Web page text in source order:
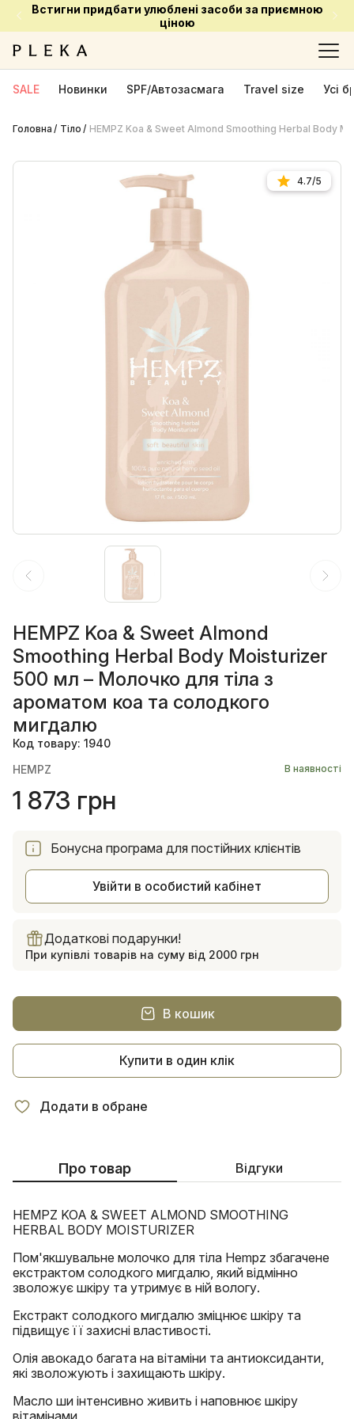
Встигни придбати улюблені засоби за приємною
ціною
SALE Новинки SPF/Автозасмага Travel size Усі
Головна Тіло HEMPZ Koa & Sweet Almond Smoothing Herbal Body
4.7/5
HEMPZ Koa & Sweet Almond
Smoothing Herbal Body Moisturizer
500 мл – Молочко для тіла з
ароматом коа та солодкого
мигдалю
Код товару: 1940
HEMPZ
В наявності
1 873 грн
Бонусна програма для постійних клієнтів
Увійти в особистий кабінет
Додаткові подарунки!
При купівлі товарів на суму від 2000 грн
В кошик
Купити в один клік
Додати в обране
Про товар Відгуки
HEMPZ KOA & SWEET ALMOND SMOOTHING
HERBAL BODY MOISTURIZER
Пом'якшувальне молочко для тіла Hempz збагачене
екстрактом солодкого мигдалю, який відмінно
зволожує шкіру та утримує в ній вологу.
Екстракт солодкого мигдалю зміцнює шкіру та
підвищує її захисні властивості.
Олія авокадо багата на вітаміни та антиоксиданти,
які зволожують і захищають шкіру.
Масло ши інтенсивно живить і наповнює шкіру
вітамінами